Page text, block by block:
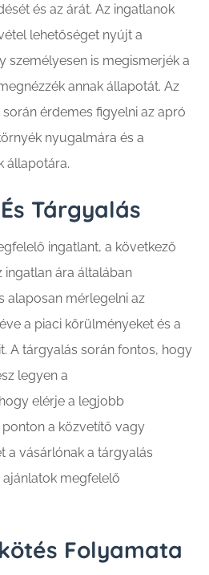
és az árát. Az ingatlanok
lehetőséget nyújt a
személyesen is megismerjék a
annak állapotát. Az
érdemes figyelni az apró
nyugalmára és a
állapotára.
Tárgyalás
ingatlant, a következő
ingatlan ára általában
alaposan mérlegelni az
a piaci körülményeket és a
A tárgyalás során fontos, hogy
legyen a
elérje a legjobb
a közvetítő vagy
a vásárlónak a tárgyalás
megfelelő
Folyamata